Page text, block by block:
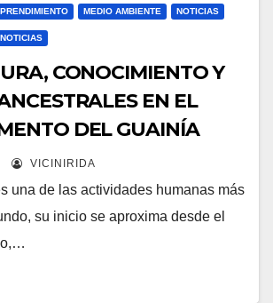
MEDIO AMBIENTE NOTICIAS
CONOCIMIENTO Y
EN EL
DEL GUAINÍA
VICINIRIDA
una de las actividades humanas más
su inicio se aproxima desde el